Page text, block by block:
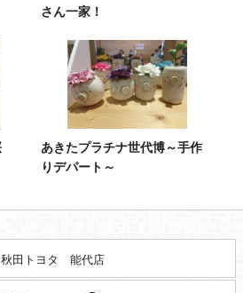
さん一家！
あきたプラチナ世代博～手作
りデパート～
秋田トヨタ 能代店